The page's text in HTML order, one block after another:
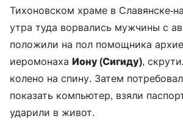
Тихоновском храме в Славянске-
утра туда ворвались мужчины с
положили на пол помощника
иеромонаха Иону (Сигиду),
колено на спину. Затем
показать компьютер, взяли
ударили в живот.